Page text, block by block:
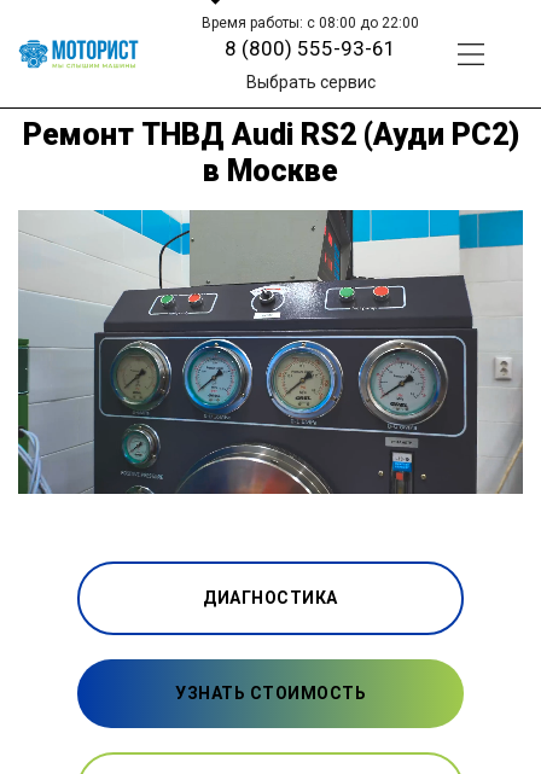
Время работы: с 08:00 до 22:00
8 (800) 555-93-61
Выбрать сервис
Ремонт ТНВД Audi RS2 (Ауди РС2)
в Москве
ДИАГНОСТИКА
УЗНАТЬ СТОИМОСТЬ